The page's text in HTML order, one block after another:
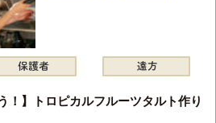
！】トロピカルフルーツタルト作り